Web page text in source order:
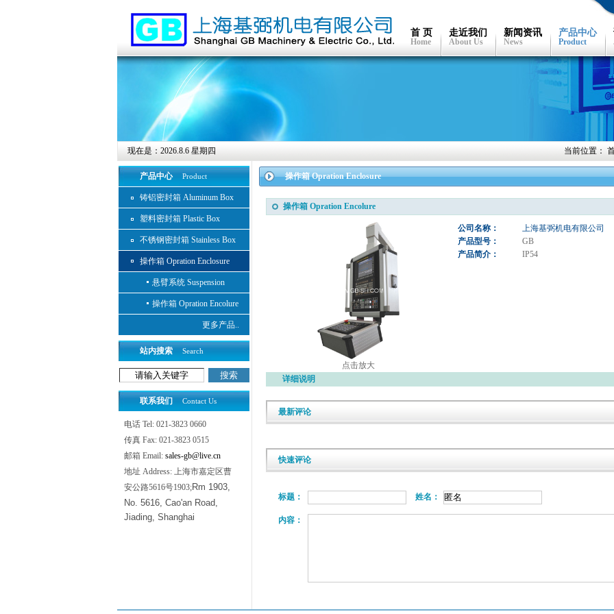
首 页
Home
走近我们
About Us
新闻资讯
News
产品中心
Product
现在是： 2026.8.6 星期四 当前位置：
产品中心 Product
铸铝密封箱 Aluminum Box
塑料密封箱 Plastic Box
不锈钢密封箱 Stainless Box
操作箱 Opration Enclosure
悬臂系统 Suspension
操作箱 Opration Encolure
更多产品..
站内搜索 Search
联系我们 Contact Us
电话 Tel: 021-3823 0660
传真 Fax: 021-3823 0515
邮箱 Email: sales-gb@live.cn
地址 Address: 上海市嘉定区曹
安公路5616号1903;Rm 1903,
No. 5616, Cao'an Road,
Jiading, Shanghai
操作箱 Opration Enclosure
操作箱 Opration Encolure
点击放大
公司名称：
上海基弼机电有限公司
产品型号：
GB
产品简介：
IP54
详细说明
最新评论
快速评论
标题： 姓名：
内容：